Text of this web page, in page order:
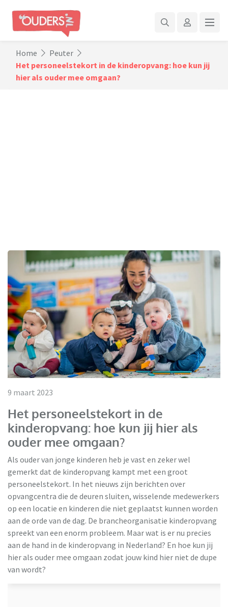
Home
Peuter
Het personeelstekort in de kinderopvang: hoe kun jij
hier als ouder mee omgaan?
9 maart 2023
Het personeelstekort in de
kinderopvang: hoe kun jij hier als
ouder mee omgaan?
Als ouder van jonge kinderen heb je vast en zeker wel
gemerkt dat de kinderopvang kampt met een groot
personeelstekort. In het nieuws zijn berichten over
opvangcentra die de deuren sluiten, wisselende medewerkers
op een locatie en kinderen die niet geplaatst kunnen worden
aan de orde van de dag. De brancheorganisatie kinderopvang
spreekt van een enorm probleem. Maar wat is er nu precies
aan de hand in de kinderopvang in Nederland? En hoe kun jij
hier als ouder mee omgaan zodat jouw kind hier niet de dupe
van wordt?